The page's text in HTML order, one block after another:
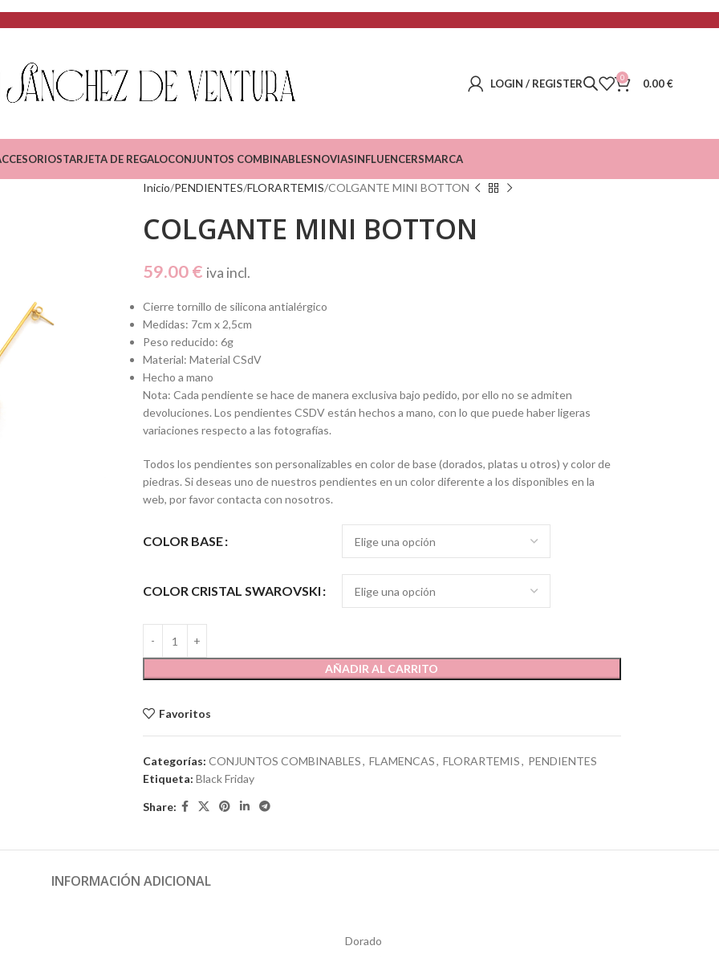
LOGIN / REGISTER 0 0.00€
TARJETA DE REGALOCONJUNTOS COMBINABLESNOVIASINFLUENCERSMARCA
Inicio PENDIENTES FLORARTEMIS COLGANTE MINI BOTTON
COLGANTE MINI BOTTON
59.00€ iva incl.
Cierre tornillo de silicona antialérgico
Medidas: 7cm x 2,5cm
Peso reducido: 6g
Material: Material CSdV
Hecho a mano
Nota: Cada pendiente se hace de manera exclusiva bajo pedido, por ello no se admiten
devoluciones. Los pendientes CSDV están hechos a mano, con lo que puede haber ligeras
variaciones respecto a las fotografías.
Todos los pendientes son personalizables en color de base (dorados, platas u otros) y color de
piedras. Si deseas uno de nuestros pendientes en un color diferente a los disponibles en la
web, por favor contacta con nosotros.
COLOR BASE
COLOR CRISTAL SWAROVSKI
AÑADIR AL CARRITO
Favoritos
Categorías: CONJUNTOS COMBINABLES, FLAMENCAS, FLORARTEMIS, PENDIENTES
Etiqueta: Black Friday
Share:
INFORMACIÓN ADICIONAL
Dorado